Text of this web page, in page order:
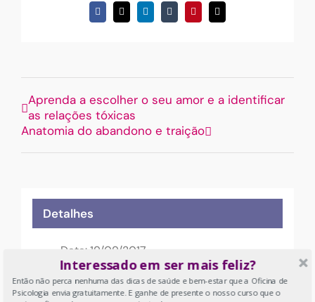
Facebook
X LinkedInTumblrPinterestEmail
(necessário
Aprenda a escolher o seu amor e a identificar
as relações tóxicas
Anatomia do abandono e traição
Detalhes
Data: 19/09/2017
Hora:
19:30 - 21:30 WEST
Interessado em ser mais feliz?
Então não perca nenhuma das dicas de saúde e bem-estar que a Oficina de
Psicologia envia gratuitamente. E ganhe de presente o nosso curso que o